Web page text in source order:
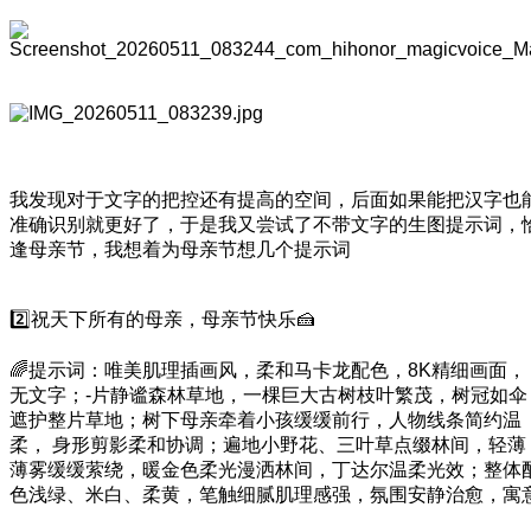
我发现对于文字的把控还有提高的空间，后面如果能把汉字也
准确识别就更好了，于是我又尝试了不带文字的生图提示词，
逢母亲节，我想着为母亲节想几个提示词
2️⃣祝天下所有的母亲，母亲节快乐🍰
🌈提示词：唯美肌理插画风，柔和马卡龙配色，8K精细画面，
无文字；-片静谧森林草地，一棵巨大古树枝叶繁茂，树冠如伞
遮护整片草地；树下母亲牵着小孩缓缓前行，人物线条简约温
柔， 身形剪影柔和协调；遍地小野花、三叶草点缀林间，轻薄
薄雾缓缓萦绕，暖金色柔光漫洒林间，丁达尔温柔光效；整体
色浅绿、米白、柔黄，笔触细腻肌理感强，氛围安静治愈，寓